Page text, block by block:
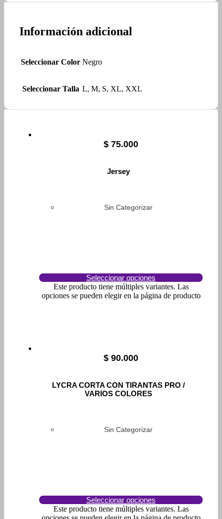
Información adicional
Seleccionar Color Negro
Seleccionar Talla L, M, S, XL, XXL
$ 75.000
Jersey
Sin Categorizar
Seleccionar opciones
Este producto tiene múltiples variantes. Las
opciones se pueden elegir en la página de producto
$ 90.000
LYCRA CORTA CON TIRANTAS PRO /
VARIOS COLORES
Sin Categorizar
Seleccionar opciones
Este producto tiene múltiples variantes. Las